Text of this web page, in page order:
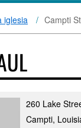
iglesia Campti
260 Lake
Campti,